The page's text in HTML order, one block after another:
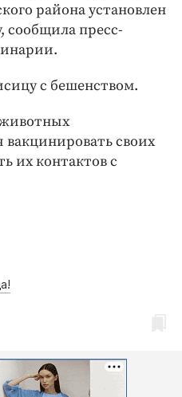
района установлен
сообщила пресс-
с бешенством.
вакцинировать своих
их контактов с